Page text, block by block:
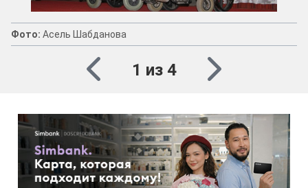
Фото: Асель Шабданова
1 из 4